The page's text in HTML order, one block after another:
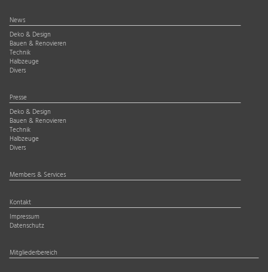
News
Deko & Design
Bauen & Renovieren
Technik
Halbzeuge
Divers
Presse
Deko & Design
Bauen & Renovieren
Technik
Halbzeuge
Divers
Members & Services
Kontakt
Impressum
Datenschutz
Mitgliederbereich